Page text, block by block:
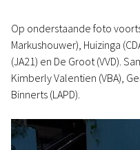
Op onderstaande foto
Markushouwer), Huizinga
(JA21) en De Groot (VVD).
Kimberly Valentien (VBA),
Binnerts (LAPD).